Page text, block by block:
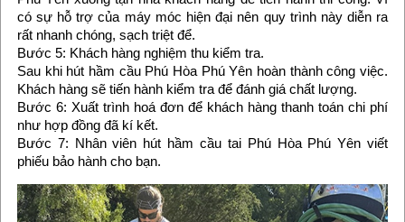
có sự hỗ trợ của máy móc hiện đại nên quy trình này diễn ra
rất nhanh chóng, sạch triệt để.
Bước 5: Khách hàng nghiệm thu kiểm tra.
Sau khi hút hầm cầu Phú Hòa Phú Yên hoàn thành công việc.
Khách hàng sẽ tiến hành kiểm tra để đánh giá chất lượng.
Bước 6: Xuất trình hoá đơn để khách hàng thanh toán chi phí
như hợp đồng đã kí kết.
Bước 7: Nhân viên hút hầm cầu tai Phú Hòa Phú Yên viết
phiếu bảo hành cho bạn.